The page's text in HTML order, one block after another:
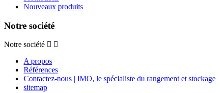
Nouveaux produits
Notre société
Notre société
A propos
Références
Contactez-nous | IMO, le spécialiste du rangement et stockage
sitemap